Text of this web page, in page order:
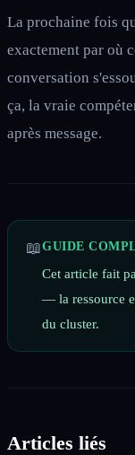
La prochaine fois
exactement par où
conversation
ça, la vraie
après message.
📖GUIDE
Cet article fait
— la ressource
du cluster.
Articles liés